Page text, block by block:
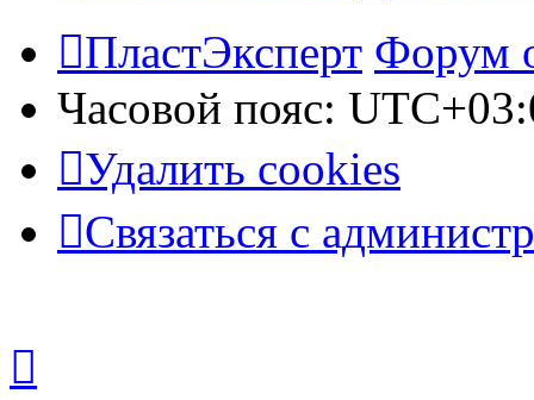
ПластЭксперт Форум
Часовой пояс:
Удалить cookies
Связаться с